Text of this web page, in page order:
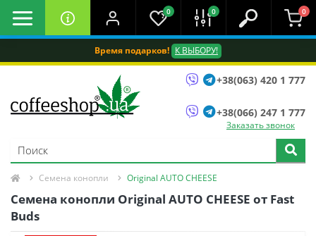
Время подарков! К ВЫБОРУ!
0 0 0
+38(063) 420 1 777
+38(066) 247 1 777
Заказать звонок
Семена конопли Original AUTO CHEESE
Семена конопли Original AUTO CHEESE от Fast
Buds